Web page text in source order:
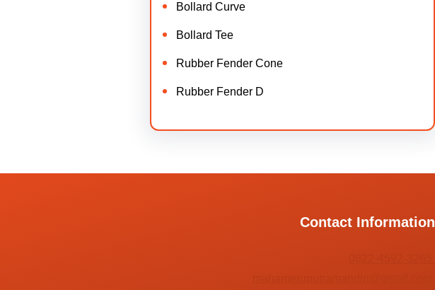
Bollard Curve
Bollard Tee
Rubber Fender Cone
Rubber Fender D
Contact Information